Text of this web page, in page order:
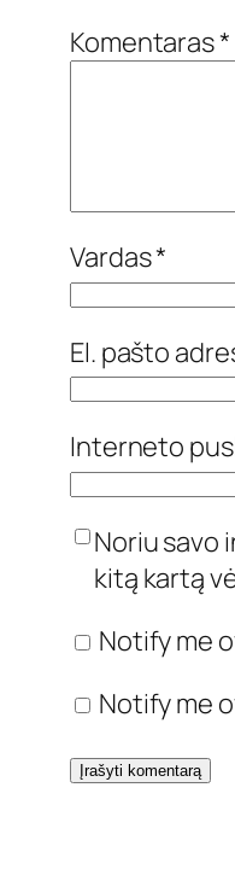
Komentaras*
Vardas*
El. pašto
Interneto
Noriu savo
kitą kartą
Notify me
Notify me